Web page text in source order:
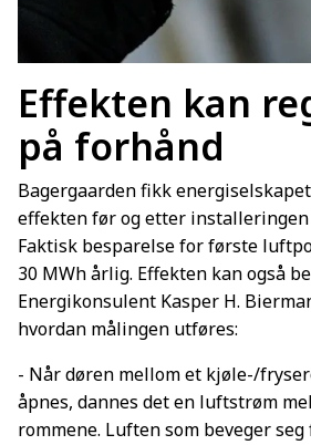
Effekten kan
på forhånd
Bagergaarden fikk
effekten før og etter
Faktisk besparelse for første
30 MWh årlig. Effekten kan også
Energikonsulent Kasper H.
hvordan målingen utføres:
- Når døren mellom et kjøle-/
åpnes, dannes det en luftstrøm
rommene. Luften som beveger